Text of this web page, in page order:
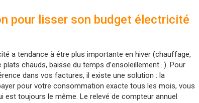
pour lisser son budget électricité
a tendance à être plus importante en hiver (chauffage,
chauds, baisse du temps d’ensoleillement…). Pour
dans vos factures, il existe une solution : la
pour votre consommation exacte tous les mois, vous
est toujours le même. Le relevé de compteur annuel